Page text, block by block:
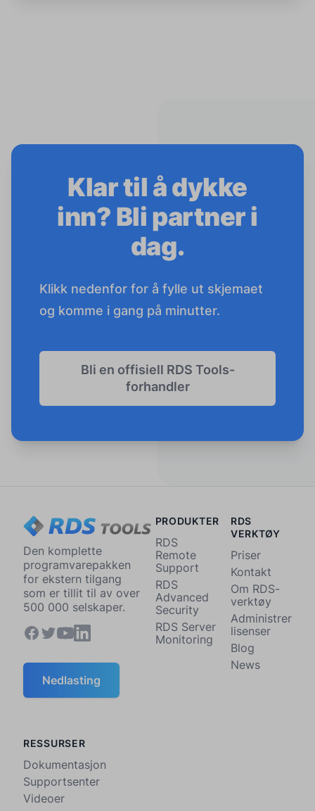
Klar til å dykke
inn? Bli partner i
dag.
Klikk nedenfor for å fylle ut skjemaet
og komme i gang på minutter.
Bli en offisiell RDS Tools-
forhandler
Den komplette
programvarepakken
for ekstern tilgang
som er tillit til av over
500 000 selskaper.
Nedlasting
PRODUKTER
RDS
Remote
Support
RDS
Advanced
Security
RDS Server
Monitoring
RESSURSER
Dokumentasjon
Supportsenter
Videoer
RDS
VERKTØY
Priser
Kontakt
Om RDS-
verktøy
Administrer
lisenser
Blog
News